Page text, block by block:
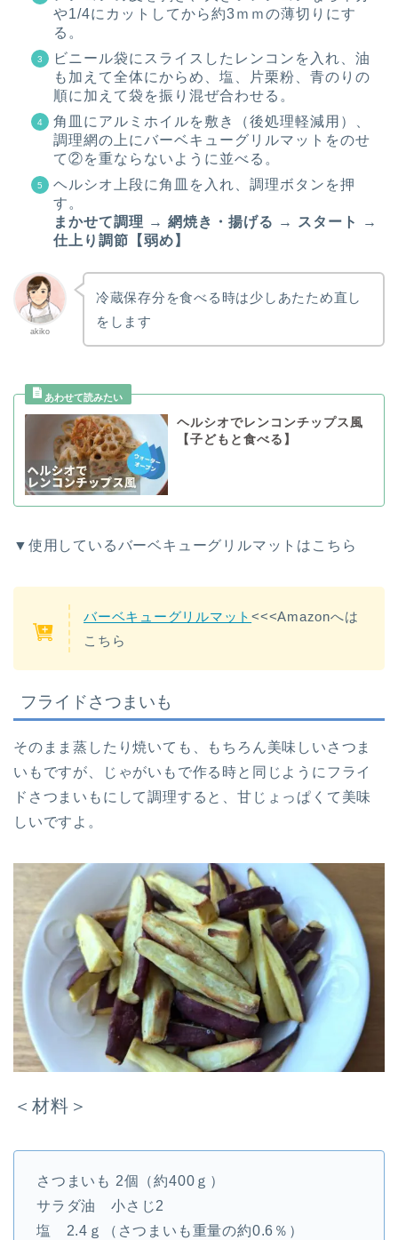
や1/4にカットしてから約3ｍｍの薄切りにす
る。
ビニール袋にスライスしたレンコンを入れ、油
も加えて全体にからめ、塩、片栗粉、青のりの
順に加えて袋を振り混ぜ合わせる。
角皿にアルミホイルを敷き（後処理軽減用）、
調理網の上にバーベキューグリルマットをのせ
て②を重ならないように並べる。
ヘルシオ上段に角皿を入れ、調理ボタンを押
す。
まかせて調理 → 網焼き・揚げる → スタート →
仕上り調節【弱め】
akiko
冷蔵保存分を食べる時は少しあたため直し
をします
ヘルシオでレンコンチップス風
【子どもと食べる】
▼使用しているバーベキューグリルマットはこちら
バーベキューグリルマット<<<Amazonへは
こちら
フライドさつまいも
そのまま蒸したり焼いても、もちろん美味しいさつま
いもですが、じゃがいもで作る時と同じようにフライ
ドさつまいもにして調理すると、甘じょっぱくて美味
しいですよ。
＜材料＞
さつまいも 2個（約400ｇ）
サラダ油 小さじ2
塩 2.4ｇ（さつまいも重量の約0.6％）